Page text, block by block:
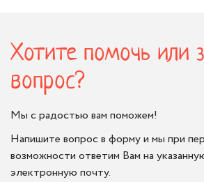
Хотите помочь или
вопрос?
Мы с радостью вам поможем!
Напишите вопрос в форму и мы при
возможности ответим Вам на
электронную почту.